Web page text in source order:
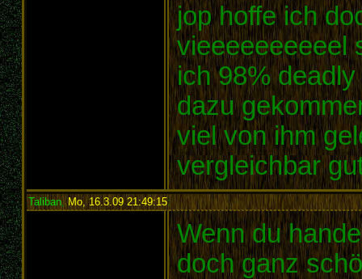
jop hoffe ich
vieeeeeeeeeel
ich 98%
dazu
viel von ihm
vergleichbar
Taliban,Mo, 16.3.09 21:49:15:
Wenn du
doch ganz